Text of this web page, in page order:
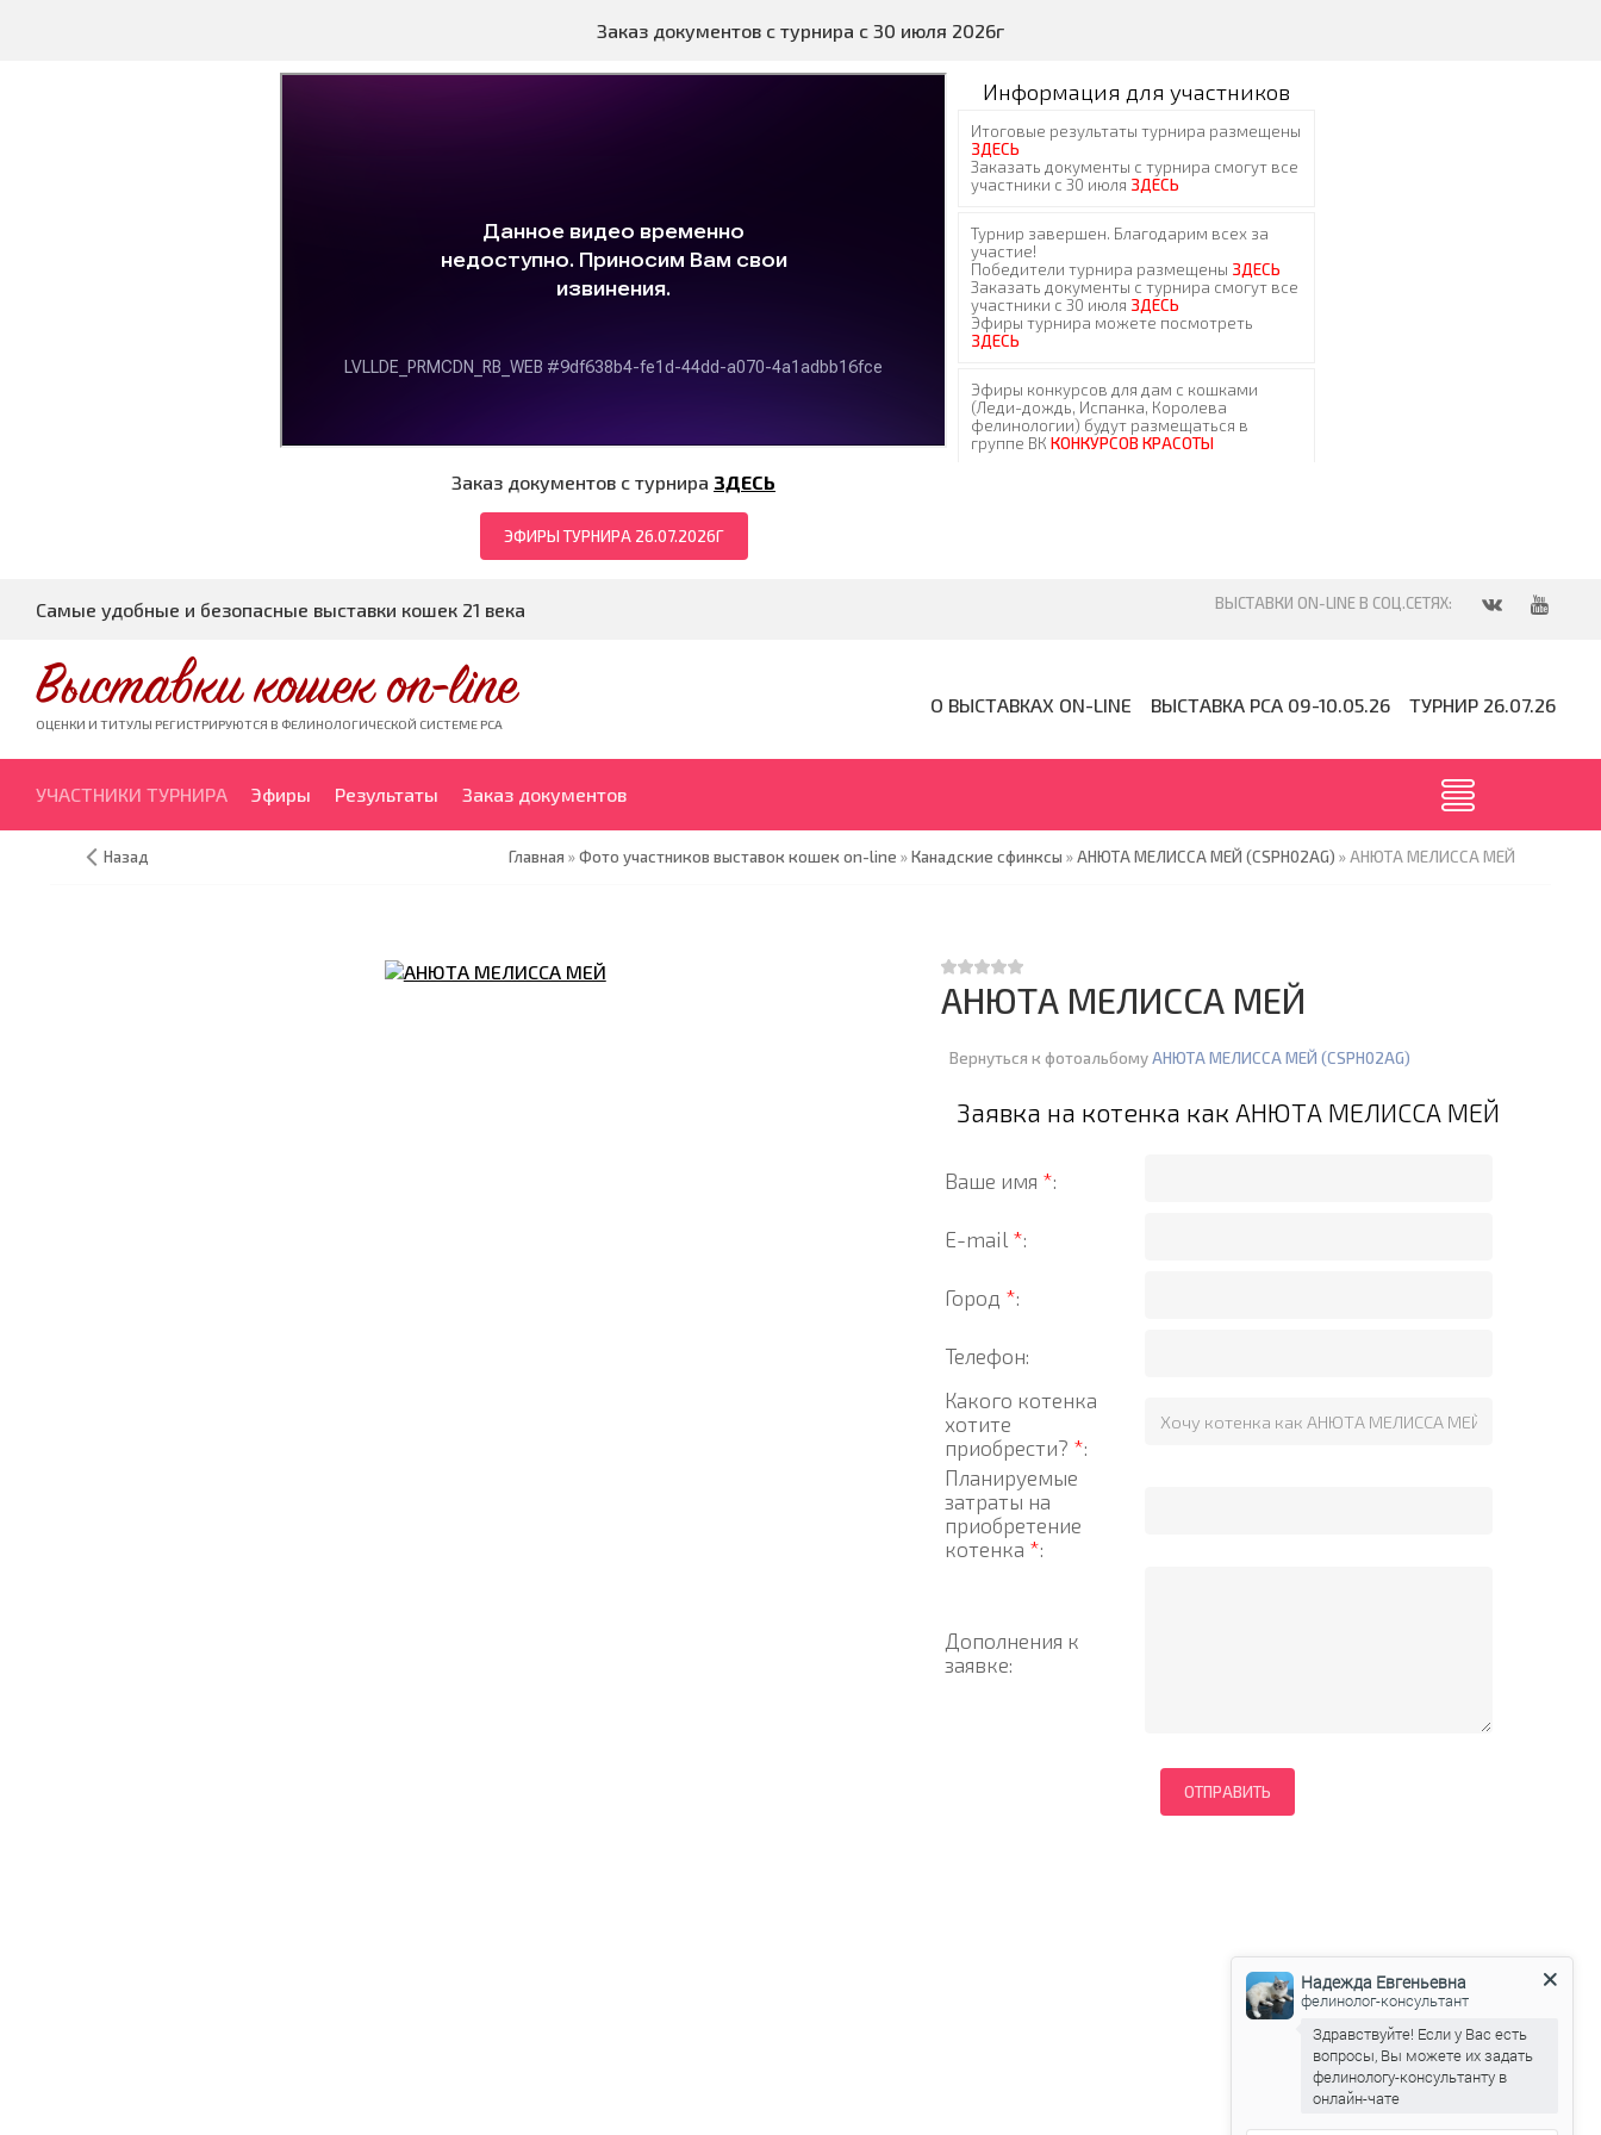
Заказ документов с турнира с 30 июля 2026г
Заказ документов с турнира ЗДЕСЬ
ЭФИРЫ ТУРНИРА 26.07.2026Г
Информация для участников
Самые удобные и безопасные выставки кошек 21 века
Выставки кошек on-line
ОЦЕНКИ И ТИТУЛЫ РЕГИСТРИРУЮТСЯ В ФЕЛИНОЛОГИЧЕСКОЙ СИСТЕМЕ PCA
О ВЫСТАВКАХ ON-LINE ВЫСТАВКА PCA 09-10.05.26 ТУРНИР 26.07.26
УЧАСТНИКИ ТУРНИРА Эфиры Результаты Заказ документов
Назад Главная »Фото участников выставок кошек on-line »Канадские сфинксы »АНЮТА МЕЛИССА МЕЙ (CSPH02AG) » АНЮТА МЕЛИССА МЕЙ
АНЮТА МЕЛИССА МЕЙ
Вернуться к фотоальбому АНЮТА МЕЛИССА МЕЙ (CSPH02AG)
Заявка на котенка как АНЮТА МЕЛИССА МЕЙ
Ваше имя *:
E-mail *:
Город *:
Телефон:
Какого котенка
хотите
приобрести? *:
Планируемые
затраты на
приобретение
котенка *:
Дополнения к
заявке:
Надежда Евгеньевна
фелинолог-консультант
Здравствуйте! Если у Вас есть
вопросы, Вы можете их задать
фелинологу-консультанту в
онлайн-чате